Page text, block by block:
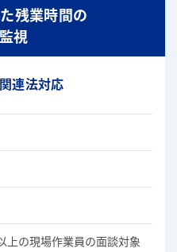
残業時間の
視
連法対応
上の現場作業員の面談対象